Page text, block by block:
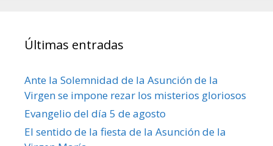
Últimas entradas
Ante la Solemnidad de la Asunción de la
Virgen se impone rezar los misterios gloriosos
Evangelio del día 5 de agosto
El sentido de la fiesta de la Asunción de la